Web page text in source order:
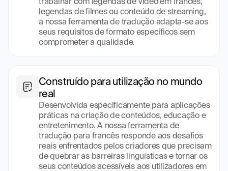
legendas de filmes ou conteúdo de streaming,
a nossa ferramenta de tradução adapta-se aos
seus requisitos de formato específicos sem
comprometer a qualidade.
Construído para utilização no mundo
real
Desenvolvida especificamente para aplicações
práticas na criação de conteúdos, educação e
entretenimento. A nossa ferramenta de
tradução para francês responde aos desafios
reais enfrentados pelos criadores que precisam
de quebrar as barreiras linguísticas e tornar os
seus conteúdos acessíveis aos utilizadores em